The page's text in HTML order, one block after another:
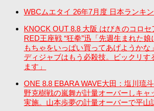
WBCムエタイ 26年7月度 日本ランキ
KNOCK OUT 8.8 大阪 はびきのコロセ
RED王座戦 “狂拳”迅「先週生まれた
もちゃをいっぱい買ってあげようかな
ディジャブはもう必殺技。ビックリす
ます」
ONE 8.8 EBARA WAVE大田：塩川琉
野克樹戦の嵐舞が計量オーバーしキャ
実施。山本歩夢の計量オーバーで平山